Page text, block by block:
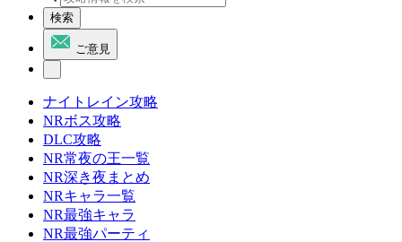
検索
ご意見
ナイトレイン攻略
NRボス攻略
DLC攻略
NR常夜の王一覧
NR深き夜まとめ
NRキャラ一覧
NR最強キャラ
NR最強パーティ